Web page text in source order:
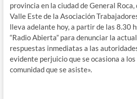
provincia en la ciudad de General Roca,
Valle Este de la Asociación
lleva adelante hoy, a partir de las 8.30
“Radio Abierta”para denunciar la
respuestas inmediatas a las
evidente perjuicio que se ocasiona a
comunidad que se asiste».